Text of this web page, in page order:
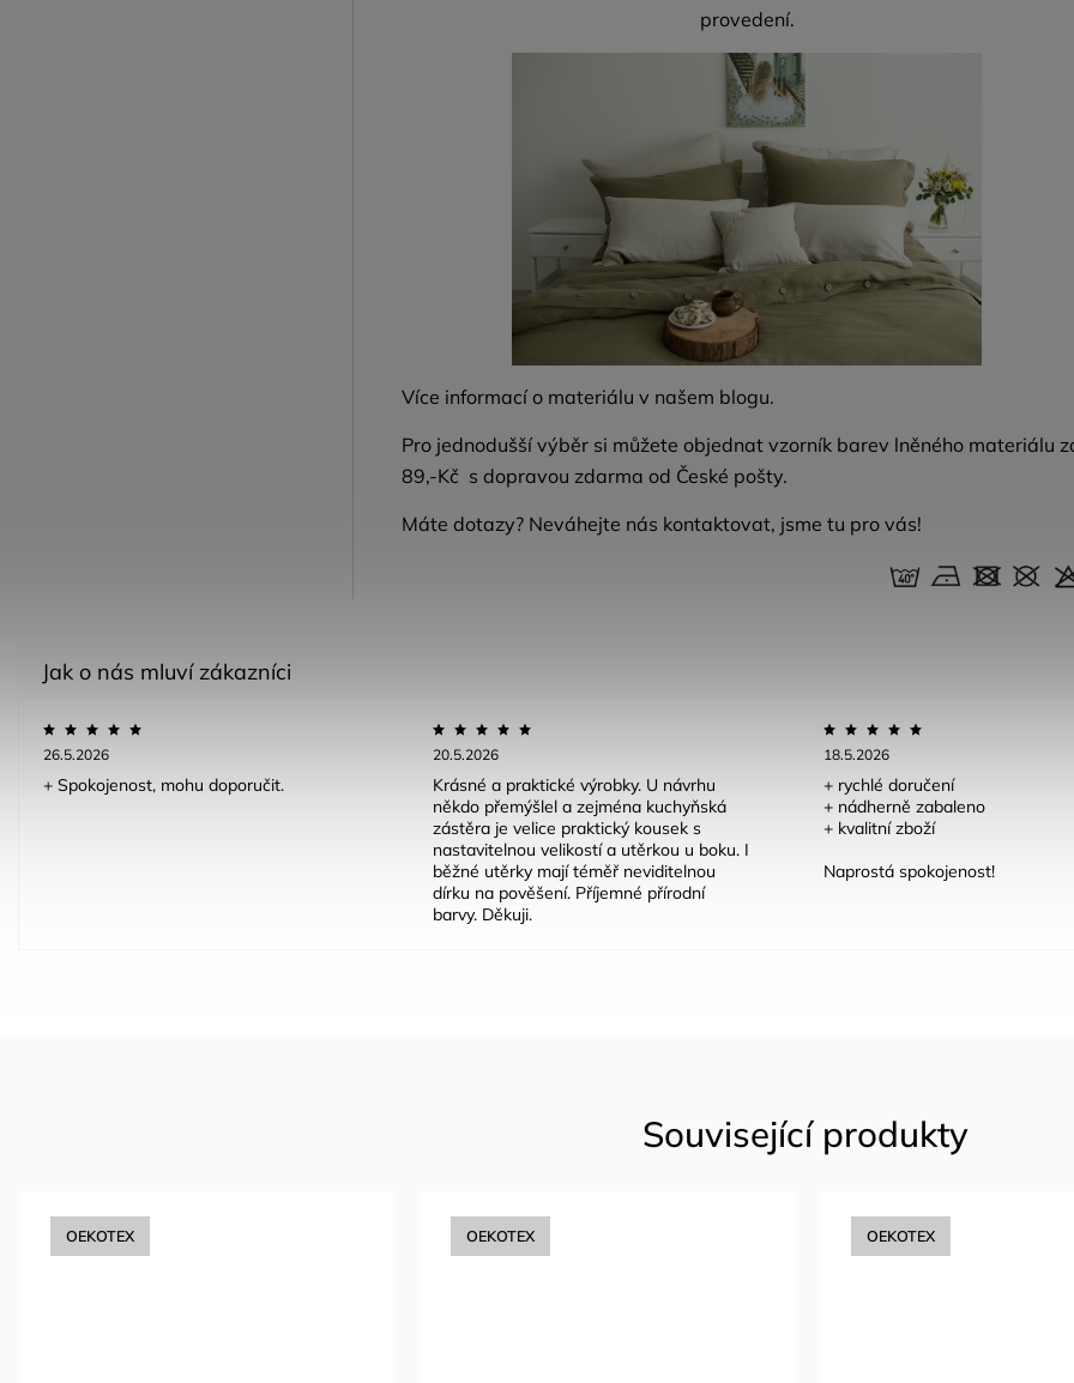
provedení.
Více informací o materiálu v našem blogu.
Pro jednodušší výběr si můžete objednat vzorník barev lněného materiálu
89,-Kč s dopravou zdarma od České pošty.
Máte dotazy? Neváhejte nás kontaktovat, jsme tu pro vás!
26.5.2026
+ Spokojenost, mohu doporučit.
20.5.2026
Krásné a praktické výrobky. U návrhu
někdo přemýšlel a zejména kuchyňská
zástěra je velice praktický kousek s
nastavitelnou velikostí a utěrkou u boku. I
běžné utěrky mají téměř neviditelnou
dírku na pověšení. Příjemné přírodní
barvy. Děkuji.
18.5.2026
+ rychlé doručení
+ nádherně zabaleno
+ kvalitní zboží
Naprostá spokojenost!
Související produkty
OEKOTEX OEKOTEX OEKOTEX